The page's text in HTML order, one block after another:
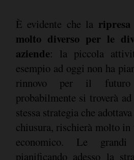
È evidente che la
molto diverso per le
aziende: la piccola
esempio ad oggi non ha
rinnovo per il
probabilmente si troverà
stessa strategia che
chiusura, rischierà molto
economico. Le grandi
pianificando adesso la